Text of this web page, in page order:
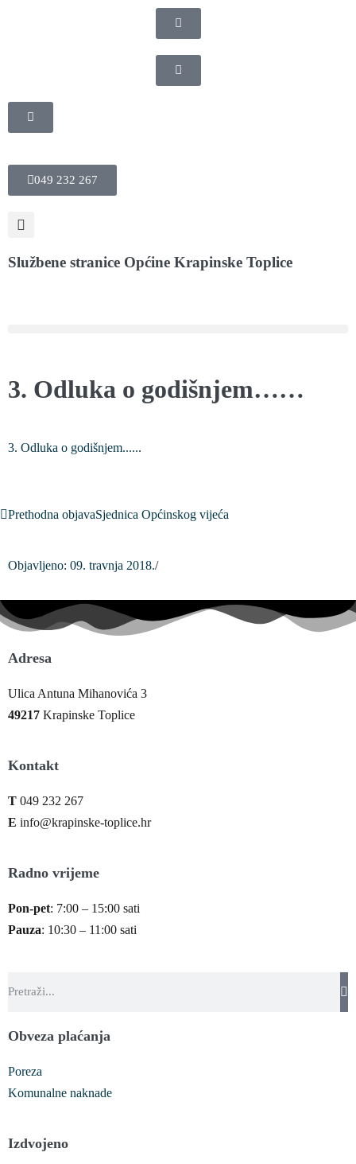
049 232 267
Službene stranice Općine Krapinske Toplice
3. Odluka o godišnjem……
3. Odluka o godišnjem......
Prethodna objavaSjednica Općinskog vijeća
Objavljeno: 09. travnja 2018./
Adresa
Ulica Antuna Mihanovića 3
49217 Krapinske Toplice
Kontakt
T 049 232 267
E info@krapinske-toplice.hr
Radno vrijeme
Pon-pet: 7:00 – 15:00 sati
Pauza: 10:30 – 11:00 sati
Obveza plaćanja
Poreza
Komunalne naknade
Izdvojeno